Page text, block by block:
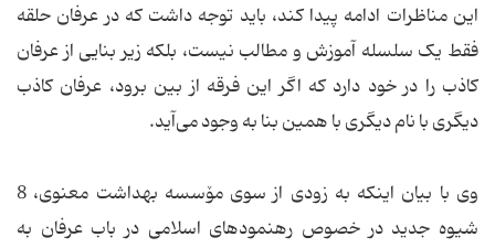
این مناظرات ادامه پیدا کند، باید توجه داشت که در عرفان حلقه
فقط یک سلسله آموزش و مطالب نیست، بلکه زیر بنایی از عرفان
کاذب را در خود دارد که اگر این فرقه از بین برود، عرفان کاذب
دیگری با نام دیگری با همین بنا به وجود می‌آید.
وی با بیان اینکه به زودی از سوی مۆسسه بهداشت معنوی، 8
شیوه جدید در خصوص رهنمودهای اسلامی در باب عرفان به